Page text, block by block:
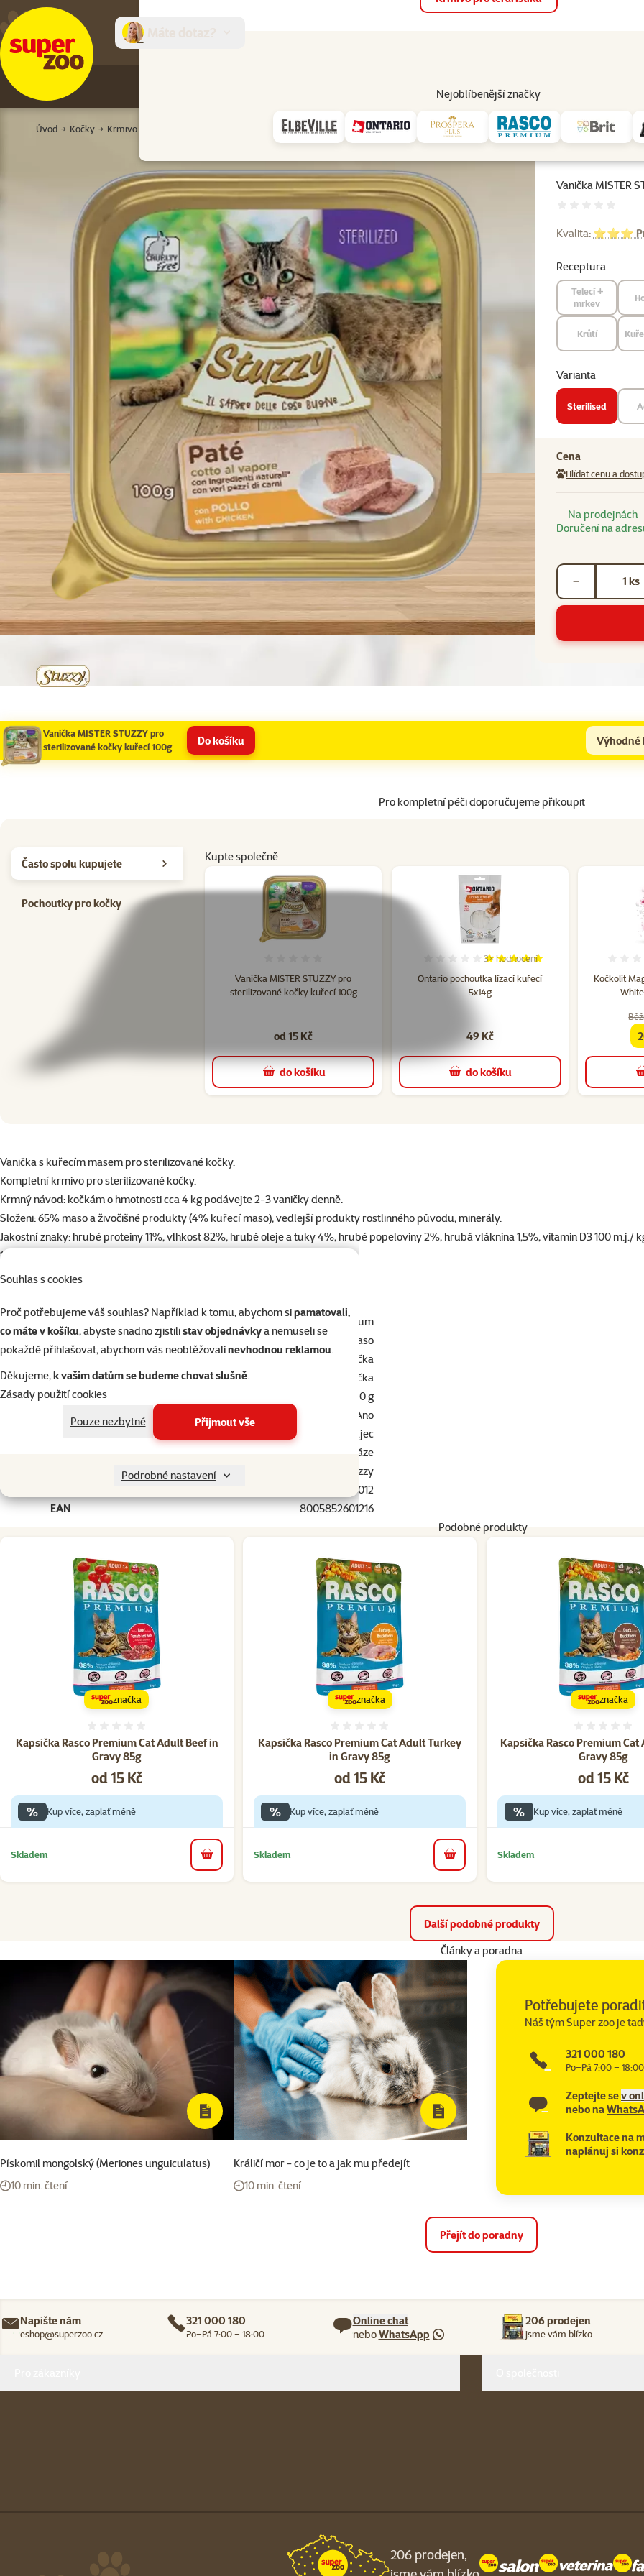
Souhlas s cookies
Proč potřebujeme váš souhlas? Například k tomu, abychom sipamatovali,
co máte v košíku, abyste snadno zjistilistav objednávkya nemuseli se
pokaždé přihlašovat, abychom vás neobtěžovalinevhodnou reklamou.
Děkujeme,k vašim datům se budeme chovat slušně.
Zásady použití cookies
Pouze nezbytné
Přijmout vše
Podrobné nastavení
Nejoblíbenější značky
Prodejny Služby
Úvod Kočky Krmivo a pamlsky Pro dospělé kočky Vanička MISTER STUZZY pro sterilizované kočky kuřecí 100g
Vanička MISTER
Kvalita: ⭐⭐⭐
Receptura
Telecí +
mrkev
Krůtí
Varianta
Sterilised
Cena
Hlídat cenu a
Na prodejnách
Doručení na
ks
−
Vanička MISTER STUZZY pro
sterilizované kočky kuřecí 100g
Do košíku Výhodné
Pro kompletní péči doporučujeme přikoupit
Často spolu kupujete
Pochoutky pro kočky
Kupte společně
Vanička MISTER STUZZY pro
sterilizované kočky kuřecí 100g
od 15 Kč
do košíku
Ontario pochoutka lízací kuřecí
5x14g
Hodnocení 100%, počet hodnocení: 3
3× hodnocení
49 Kč
do košíku
Kočkolit
superzoo.product.detail.content
Vanička s kuřecím masem pro sterilizované kočky.
Kompletní krmivo pro sterilizované kočky.
Krmný návod: kočkám o hmotnosti cca 4 kg podávejte 2-3 vaničky denně.
Složeni: 65% maso a živočišné produkty (4% kuřecí maso), vedlejší produkty rostlinného původu, minerály.
Jakostní znaky: hrubé proteiny 11%, vlhkost 82%, hrubé oleje a tuky 4%, hrubé popeloviny 2%, hrubá vláknina 1,5%, vitamin D3 100
13,5 mg / kg, síran manganatý monohydrát 4,6 mg / kg.
Kvalita
⭐⭐⭐ Premium
Kuřecí maso
Typ mokrého krmiva
Vanička
Stáří kočky
Dospělá kočka
Hmotnost balení
0 - 100 g
Kastrace kočky
Ano
Bez alergie bez specifických potřeb, Bez sóji, Bez vajec
Bez zdravotních omezení, Sklon k nadváze
Stuzzy
0303-6012
EAN
8005852601216
Podobné produkty
Kapsička Rasco Premium Cat Adult Beef in
Gravy 85g
Cena
od 15 Kč
značka
% Kup více, zaplať méně
Skladem do košíku
Kapsička Rasco Premium Cat Adult Turkey
in Gravy 85g
Cena
od 15 Kč
značka
% Kup více, zaplať méně
Skladem do košíku
Kapsička Rasco Premium
Gravy 85g
Cena
od 15 Kč
značka
% Kup více, zaplať méně
Skladem
Další podobné produkty
Články a poradna
Potřebujete
Náš tým Super zoo je
321 000 180
Po–Pá 7:00 – 18:00
Zeptejte sev
nebo na
Konzultace na
naplánuj si
Pískomil mongolský (Meriones unguiculatus)
10 min. čtení
Králičí mor - co je to a jak mu předejít
10 min. čtení
Přejít do poradny
Napište nám
eshop@superzoo.cz
321 000 180
Po–Pá 7:00 – 18:00
Online chat
neboWhatsApp
206 prodejen
jsme vám blízko
206 prodejen,